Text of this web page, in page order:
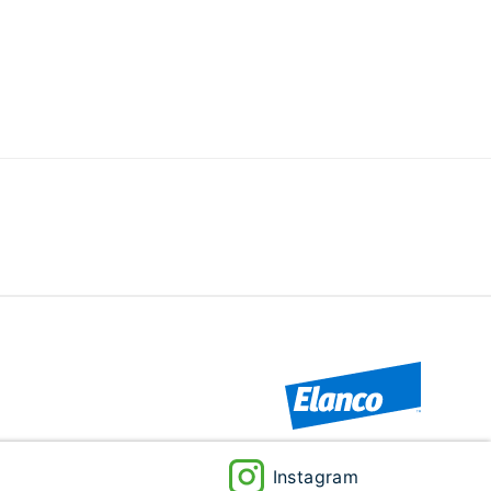
Instagram